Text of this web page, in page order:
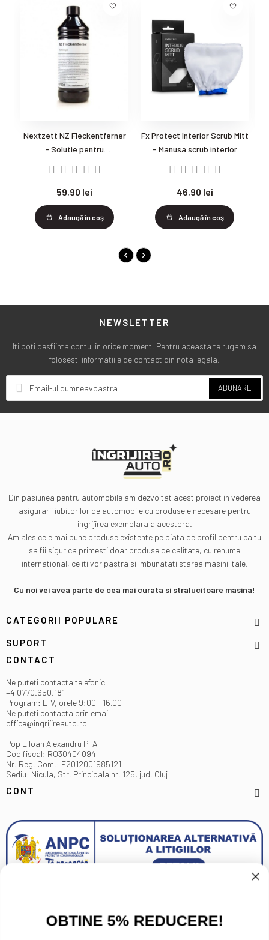
Nextzett NZ Fleckentferner
- Solutie pentru
59,90 lei
Adaugă în coş
Fx Protect Interior Scrub Mitt
- Manusa scrub interior
46,90 lei
Adaugă în coş
NEWSLETTER
Iti poti desfiinta contul in orice moment. Pentru aceasta te rugam sa
folosesti informatiile de contact din nota legala.
ABONARE
Din pasiunea pentru automobile am dezvoltat acest proiect in vederea
asigurarii iubitorilor de automobile cu produsele necesare pentru
ingrijirea exemplara a acestora.
Am ales cele mai bune produse existente pe piata de profil pentru ca tu
sa fii sigur ca primesti doar produse de calitate, cu renume
international, ce iti vor pastra si imbunatati starea masinii tale.
Cu noi vei avea parte de cea mai curata si stralucitoare masina!
CATEGORII POPULARE
SUPORT
CONTACT
Ne puteti contacta telefonic
+4 0770.650.181
Program: L-V, orele 9:00 - 16.00
Ne puteti contacta prin email
office@ingrijireauto.ro
Pop E Ioan Alexandru PFA
Cod fiscal: RO30404094
Nr. Reg. Com.: F2012001985121
Sediu: Nicula, Str. Principala nr. 125, jud. Cluj
CONT
OBTINE 5% REDUCERE!